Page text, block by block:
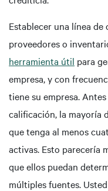
Establecer una línea
proveedores o
herramienta útil para
empresa, y con
tiene su empresa.
calificación, la mayoría
que tenga al menos
activas. Esto parecería
que ellos puedan
múltiples fuentes.